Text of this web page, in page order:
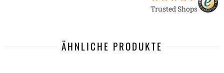
Trusted Shops
ÄHNLICHE PRODUKTE